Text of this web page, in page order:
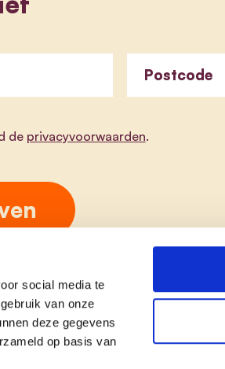
social media te
van onze
deze gegevens
op basis van
Postcode
de privacyvoorwaarden.